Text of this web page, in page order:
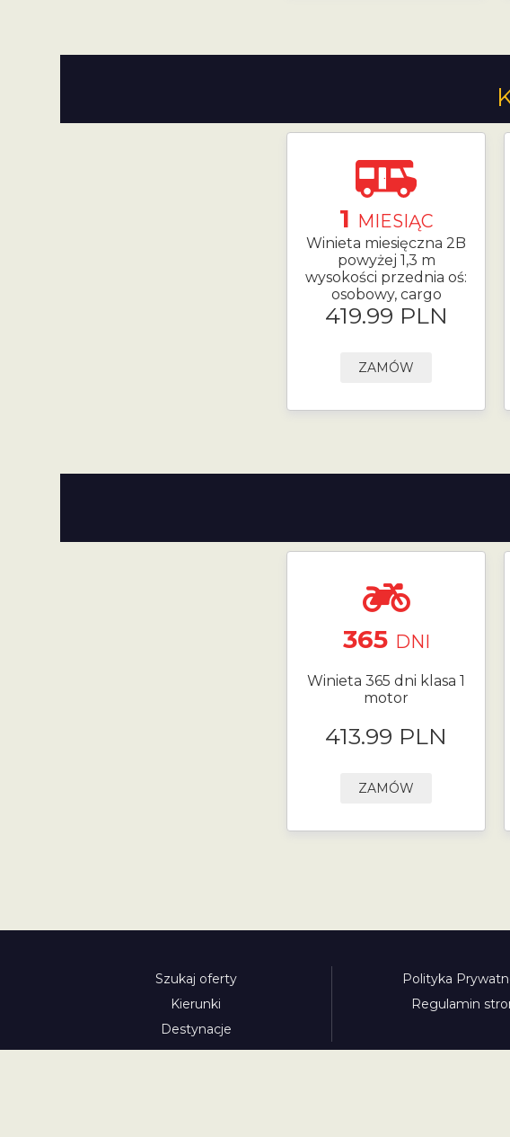
1 MIESIĄC
Winieta miesięczna 2B
powyżej 1,3 m
wysokości przednia oś:
osobowy, cargo
419.99 PLN
ZAMÓW
365 DNI
Winieta 365 dni klasa 1
motor
413.99 PLN
ZAMÓW
Szukaj oferty
Kierunki
Destynacje
Polityka
Regulamin